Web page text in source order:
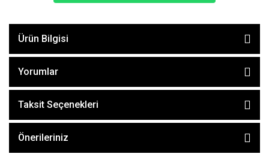
Ürün Bilgisi
Yorumlar
Taksit Seçenekleri
Önerileriniz